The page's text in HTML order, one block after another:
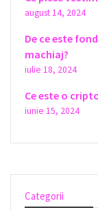
august 14, 2024
De ce este
machiaj?
iulie 18, 2024
Ce este o
iunie 15, 2024
Categorii